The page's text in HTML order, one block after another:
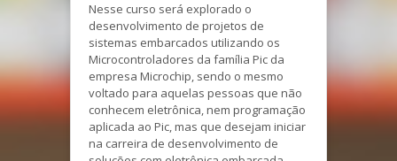
Nesse curso será explorado o
desenvolvimento de projetos de
sistemas embarcados utilizando os
Microcontroladores da família Pic da
empresa Microchip, sendo o mesmo
voltado para aquelas pessoas que não
conhecem eletrônica, nem programação
aplicada ao Pic, mas que desejam iniciar
na carreira de desenvolvimento de